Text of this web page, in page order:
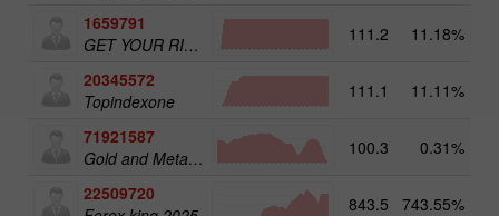
1659791
GET YOUR RICHES ORG.1
111.2 11.18%
20345572
Topindexone
111.1 11.11%
71921587
Gold and Metals 50
100.3 0.31%
22509720
843.5 743.55%